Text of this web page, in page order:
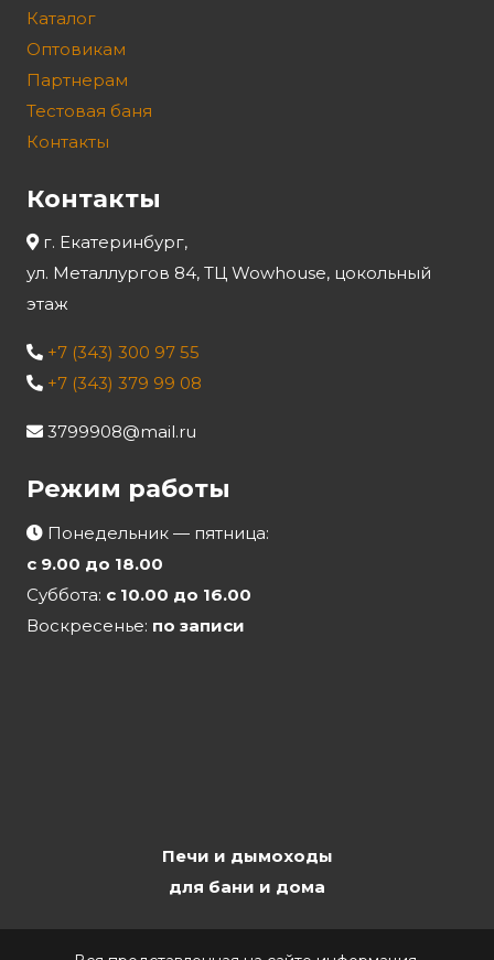
Каталог
Оптовикам
Партнерам
Тестовая баня
Контакты
Контакты
г. Екатеринбург,
ул. Металлургов 84, ТЦ Wowhouse, цокольный
этаж
+7 (343) 300 97 55
+7 (343) 379 99 08
3799908@mail.ru
Режим работы
Понедельник — пятница:
с 9.00 до 18.00
Суббота: с 10.00 до 16.00
Воскресенье: по записи
Печи и дымоходы
для бани и дома